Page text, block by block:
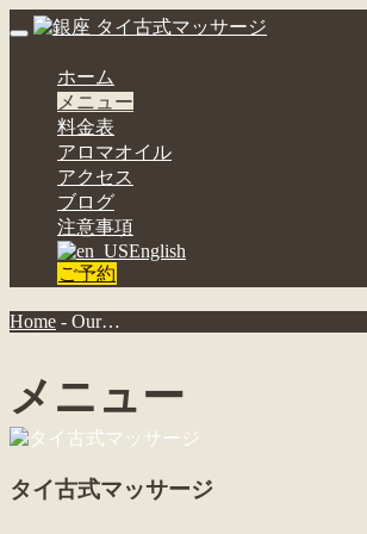
Toggle
ホーム
メニュー
料金表
アロマオイル
アクセス
ブログ
注意事項
English
ご予約
Home - Our…
メニュー
タイ古式マッサージ